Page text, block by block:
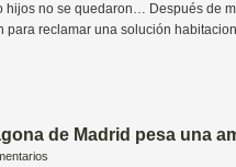
hijos no se quedaron… Después de
para reclamar una solución
de Madrid pesa una